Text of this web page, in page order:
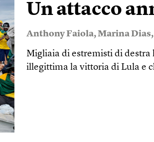
Un attacco
Anthony Faiola,Marina Dias
Migliaia di estremisti di destra
illegittima la vittoria di Lula e